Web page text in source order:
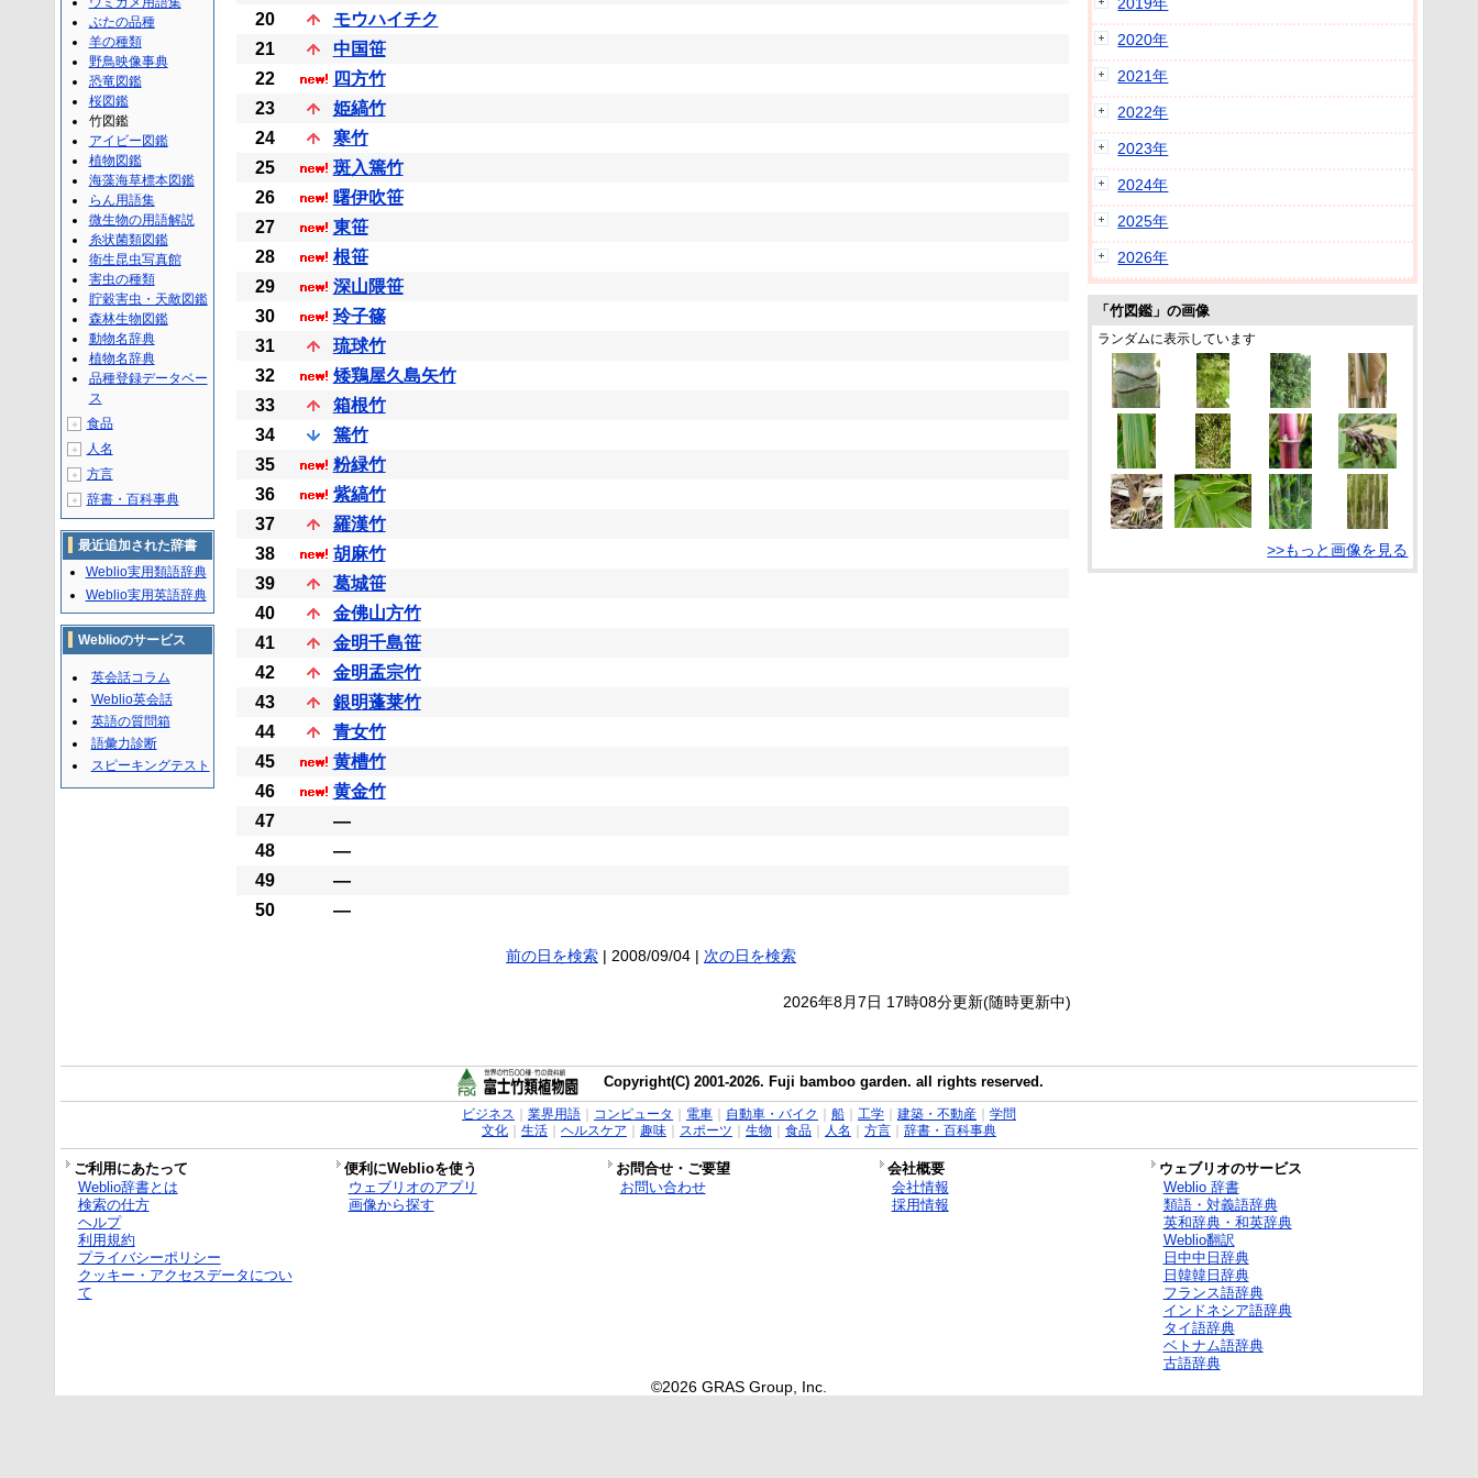
20
モウハイチク
21
中国笹
22
四方竹
23
姫縞竹
24
寒竹
25
斑入篶竹
26
曙伊吹笹
27
東笹
28
根笹
29
深山隈笹
30
玲子篠
31
琉球竹
32
矮鶏屋久島矢竹
33
箱根竹
34
篶竹
35
粉緑竹
36
紫縞竹
37
羅漢竹
38
胡麻竹
39
葛城笹
40
金佛山方竹
41
金明千島笹
42
金明孟宗竹
43
銀明蓬莱竹
44
青女竹
45
黄槽竹
46
黄金竹
47
―
48
―
49
―
50
―
前の日を検索| 2008/09/04 | 次の日を検索
2026年8月7日 17時08分更新(随時更新中)
ぶたの品種
羊の種類
野鳥映像事典
恐竜図鑑
桜図鑑
竹図鑑
アイビー図鑑
植物図鑑
海藻海草標本図鑑
らん用語集
微生物の用語解説
糸状菌類図鑑
衛生昆虫写真館
害虫の種類
貯穀害虫・天敵図鑑
森林生物図鑑
動物名辞典
植物名辞典
品種登録データベー
ス
＋ 食品
＋ 人名
＋ 方言
＋ 辞書・百科事典
最近追加された辞書
Weblio実用類語辞典
Weblio実用英語辞典
Weblioのサービス
英会話コラム
Weblio英会話
英語の質問箱
語彙力診断
スピーキングテスト
2020年
2021年
2022年
2023年
2024年
2025年
2026年
「竹図鑑」の画像
ランダムに表示しています
>>もっと画像を見る
Copyright(C) 2001-2026. Fuji bamboo garden. all rights reserved.
ビジネス 業界用語｜ コンピュータ 電車｜ 自動車・バイク 船｜ 工学｜ 建築・不動産｜ 学問
文化｜ 生活｜ ヘルスケア 趣味｜ スポーツ 生物 食品｜ 人名 方言｜ 辞書・百科事典
ご利用にあたって 便利にWeblioを使う お問合せ・ご要望 会社概要
ウェブリオのサービス
Weblio辞書とは
検索の仕方
ヘルプ
利用規約
プライバシーポリシー
クッキー・アクセスデータについ
て
ウェブリオのアプリ
画像から探す
お問い合わせ
会社情報
採用情報
Weblio 辞書
類語・対義語辞典
英和辞典・和英辞典
Weblio翻訳
日中中日辞典
日韓韓日辞典
フランス語辞典
インドネシア語辞典
タイ語辞典
ベトナム語辞典
古語辞典
©2026 GRAS Group, Inc.